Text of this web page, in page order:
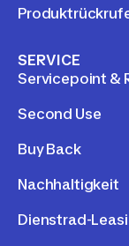
SERVICE
Servicepoint &
Second Use
Buy Back
Nachhaltigkeit
Dienstrad-